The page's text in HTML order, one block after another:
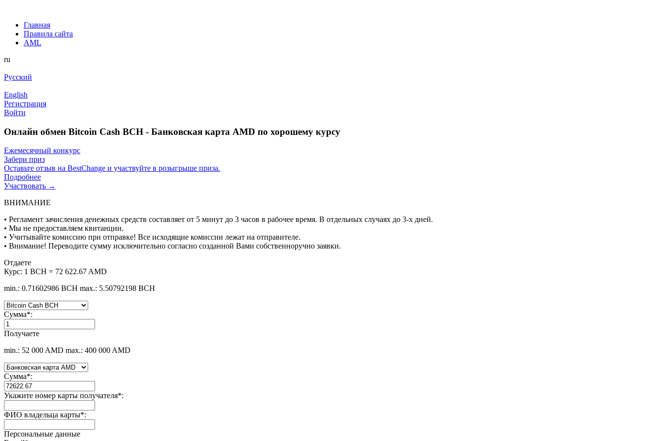
Главная
Правила сайта
AML
ru
Русский
English
Регистрация
Войти
Онлайн обмен Bitcoin Cash BCH - Банковская карта AMD по хорошему курсу
Ежемесячный конкурс
Забери приз
Оставьте отзыв на BestChange и участвуйте в розыгрыше приза.
Подробнее
Участвовать →
ВНИМАНИЕ
• Регламент зачисления денежных средств составляет от 5 минут до 3 часов в рабочее время. В отдельных случаях до 3-х дней.
• Мы не предоставляем квитанции.
• Учитывайте комиссию при отправке! Все исходящие комиссии лежат на отправителе.
• Внимание! Переводите сумму исключительно согласно созданной Вами собственноручно заявки.
Отдаете
Курс: 1 BCH = 72 622.67 AMD
min.: 0.71602986 BCH max.: 5.50792198 BCH
Сумма*:
Получаете
min.: 52 000 AMD max.: 400 000 AMD
Сумма*:
Укажите номер карты получателя*:
ФИО владельца карты*:
Персональные данные